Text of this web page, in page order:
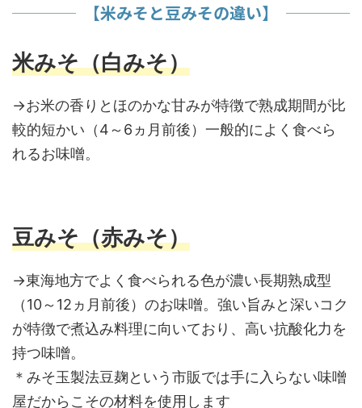
【米みそと豆みその違い】
米みそ（白みそ）
→お米の香りとほのかな甘みが特徴で熟成期間が比
較的短かい（4～6ヵ月前後）一般的によく食べら
れるお味噌。
豆みそ（赤みそ）
→東海地方でよく食べられる色が濃い長期熟成型
（10～12ヵ月前後）のお味噌。強い旨みと深いコク
が特徴で煮込み料理に向いており、高い抗酸化力を
持つ味噌。
＊みそ玉製法豆麹という市販では手に入らない味噌
屋だからこその材料を使用します